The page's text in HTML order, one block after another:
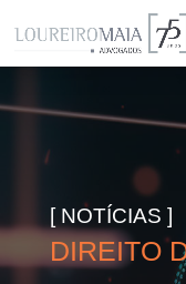
[ NOTÍCIAS ]
DIREITO